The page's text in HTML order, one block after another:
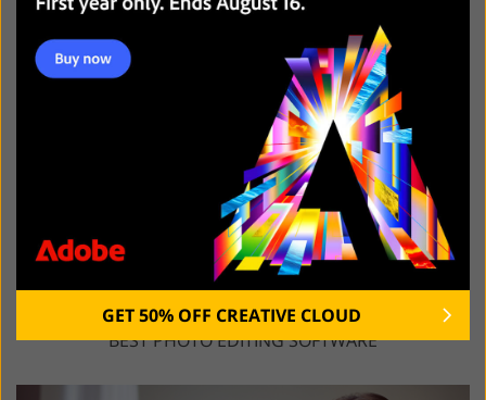
BEST PHOTO EDITING SOFTWARE
GET 50% OFF CREATIVE CLOUD